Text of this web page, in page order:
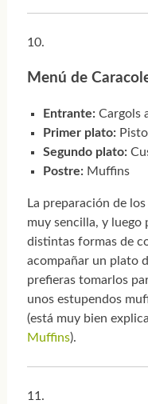
Menú de
Entrante: Cargols
Primer plato: Pisto
Segundo plato:
Postre: Muffins
La preparación de los
muy sencilla, y luego
distintas formas de
acompañar un plato
prefieras tomarlos
unos estupendos
(está muy bien
Muffins).